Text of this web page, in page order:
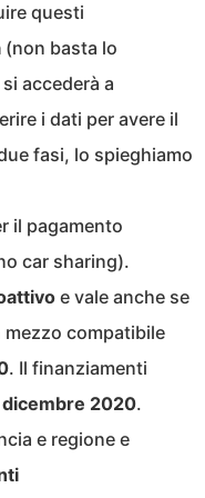
questi
(non basta lo
si accederà a
i dati per avere il
fasi, lo spieghiamo
il pagamento
car sharing).
e vale anche se
compatibile
. Il finanziamenti
2020.
e regione e